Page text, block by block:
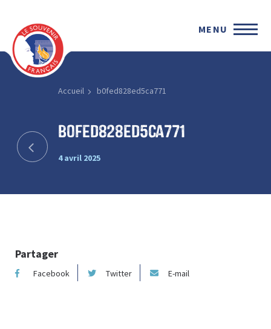
MENU
Accueil b0fed828ed5ca771
b0fed828ed5ca771
4 avril 2025
Partager
Facebook Twitter E-mail